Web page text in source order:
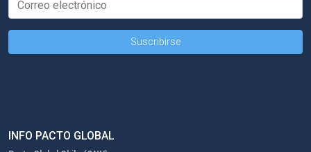
INFO PACTO GLOBAL